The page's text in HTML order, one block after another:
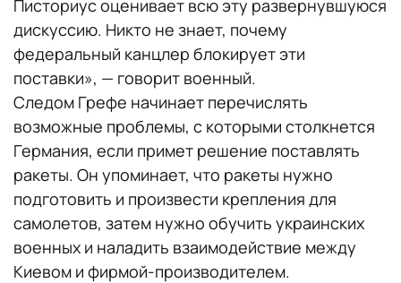
Писториус оценивает всю эту развернувшуюся
дискуссию. Никто не знает, почему
федеральный канцлер блокирует эти
поставки», — говорит военный.
Следом Грефе начинает перечислять
возможные проблемы, с которыми столкнется
Германия, если примет решение поставлять
ракеты. Он упоминает, что ракеты нужно
подготовить и произвести крепления для
самолетов, затем нужно обучить украинских
военных и наладить взаимодействие между
Киевом и фирмой-производителем.